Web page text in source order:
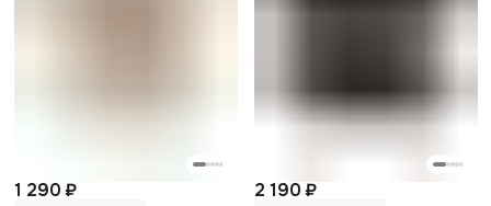
1 290 ₽ 2 190 ₽